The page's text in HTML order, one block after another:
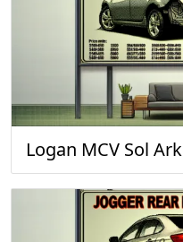
Logan MCV Sol